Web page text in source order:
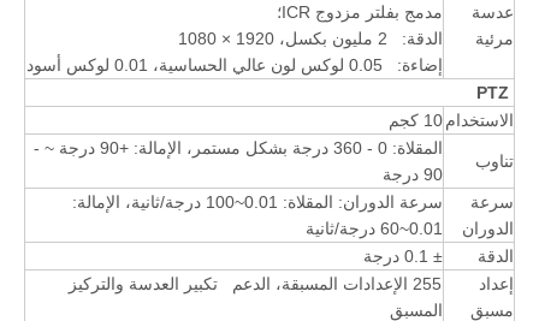
عدسة
مرئية
مدمج بفلتر مزدوج ICR؛
الدقة: 2 مليون بكسل، 1920 × 1080
إضاءة: 0.05 لوكس لون عالي الحساسية، 0.01 لوكس أسود
الاستخدام10 كجم
تناوب
المقلاة: 0 - 360 درجة بشكل مستمر، الإمالة: +90 درجة ~ -
90 درجة
سرعة
الدوران
سرعة الدوران: المقلاة: 0.01~100 درجة/ثانية، الإمالة:
0.01~60 درجة/ثانية
الدقة
± 0.1 درجة
إعداد
مسبق
255 الإعدادات المسبقة، الدعم تكبير العدسة والتركيز
المسبق